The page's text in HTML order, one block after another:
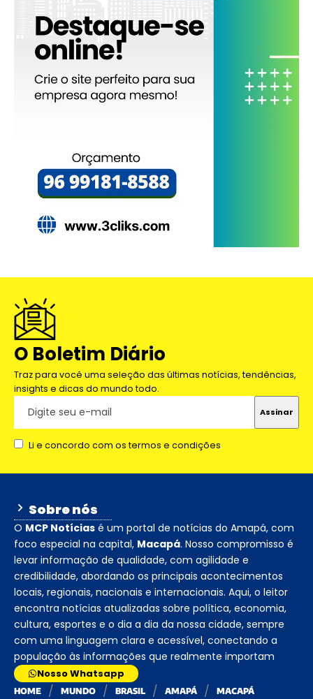
O Boletim Diário
Traz para você uma seleção das últimas notícias, tendências,
insights e dicas do mundo todo.
Li e concordo com os termos e condições
Sobre nós
O MCP Notícias é um portal de notícias do Amapá, com
foco especial na capital, Macapá. Nosso compromisso é
levar informação de qualidade, com agilidade e
credibilidade, abordando os principais acontecimentos
locais, regionais, nacionais e internacionais. Aqui, o leitor
encontra notícias atualizadas sobre política, economia,
cultura, esportes e o dia a dia da nossa cidade, sempre
com uma linguagem clara e acessível, conectando a
população às informações que realmente importam
Nosso Whatsapp
HOME MUNDO BRASIL AMAPÁ MACAPÁ